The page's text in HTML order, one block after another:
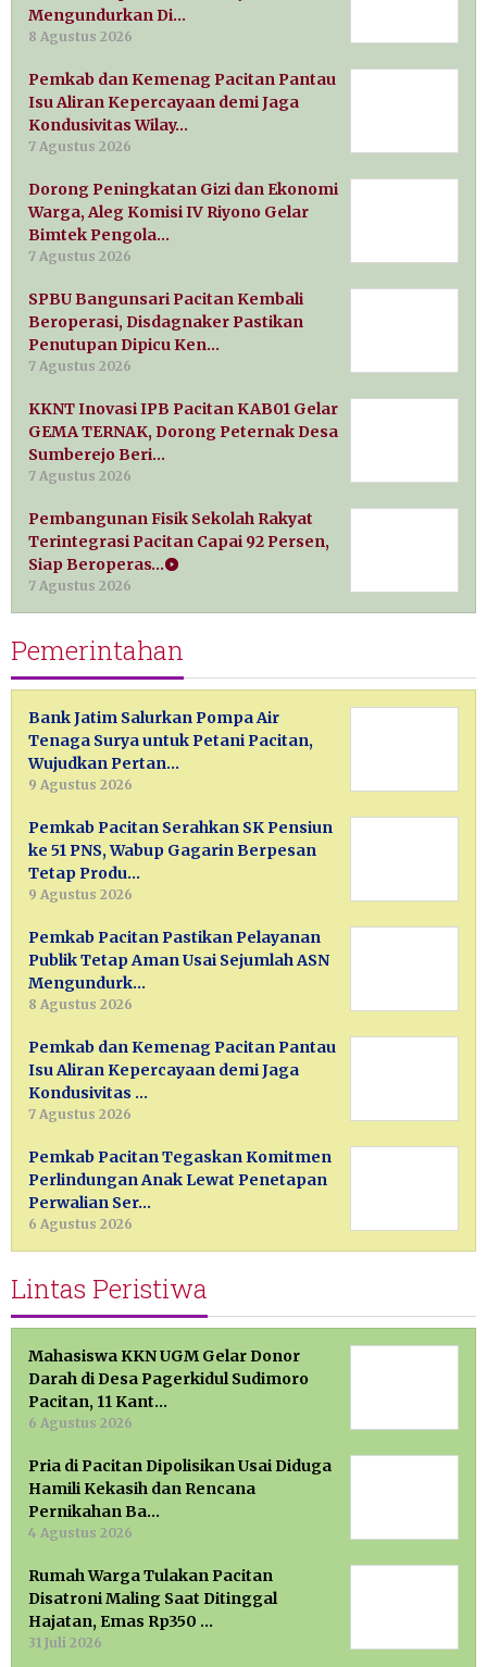
Mengundurkan Di…
8 Agustus 2026
Pemkab dan Kemenag Pacitan Pantau
Isu Aliran Kepercayaan demi Jaga
Kondusivitas Wilay…
7 Agustus 2026
Dorong Peningkatan Gizi dan Ekonomi
Warga, Aleg Komisi IV Riyono Gelar
Bimtek Pengola…
7 Agustus 2026
SPBU Bangunsari Pacitan Kembali
Beroperasi, Disdagnaker Pastikan
Penutupan Dipicu Ken…
7 Agustus 2026
KKNT Inovasi IPB Pacitan KAB01 Gelar
GEMA TERNAK, Dorong Peternak Desa
Sumberejo Beri…
7 Agustus 2026
Pembangunan Fisik Sekolah Rakyat
Terintegrasi Pacitan Capai 92 Persen,
Siap Beroperas…
7 Agustus 2026
Pemerintahan
Bank Jatim Salurkan Pompa Air
Tenaga Surya untuk Petani Pacitan,
Wujudkan Pertan…
9 Agustus 2026
Pemkab Pacitan Serahkan SK Pensiun
ke 51 PNS, Wabup Gagarin Berpesan
Tetap Produ…
9 Agustus 2026
Pemkab Pacitan Pastikan Pelayanan
Publik Tetap Aman Usai Sejumlah ASN
Mengundurk…
8 Agustus 2026
Pemkab dan Kemenag Pacitan Pantau
Isu Aliran Kepercayaan demi Jaga
Kondusivitas …
7 Agustus 2026
Pemkab Pacitan Tegaskan Komitmen
Perlindungan Anak Lewat Penetapan
Perwalian Ser…
6 Agustus 2026
Lintas Peristiwa
Mahasiswa KKN UGM Gelar Donor
Darah di Desa Pagerkidul Sudimoro
Pacitan, 11 Kant…
6 Agustus 2026
Pria di Pacitan Dipolisikan Usai Diduga
Hamili Kekasih dan Rencana
Pernikahan Ba…
4 Agustus 2026
Rumah Warga Tulakan Pacitan
Disatroni Maling Saat Ditinggal
Hajatan, Emas Rp350 …
31 Juli 2026